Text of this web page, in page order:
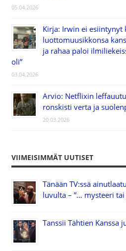
05.04.2026
Kirja: Irwin ei esiintynyt
luottomuusikkonsa
ja rahaa paloi
oli”
03.04.2026
Arvio: Netflixin
ronskisti verta ja
20.03.2026
VIIMEISIMMÄT UUTISET
Tänään TV:ssä
luvulta – ”… mysteeri tai
Tanssii Tähtien Kanssa